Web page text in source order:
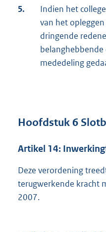
5.
Indien het
van het
dringende
mededeling
Hoofdstuk 6
Artikel 14:
Deze verordening
terugwerkende kracht
2007.